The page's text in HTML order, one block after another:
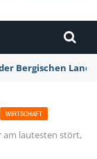
Bergischen
WIRTSCHAFT
am lautesten stört,